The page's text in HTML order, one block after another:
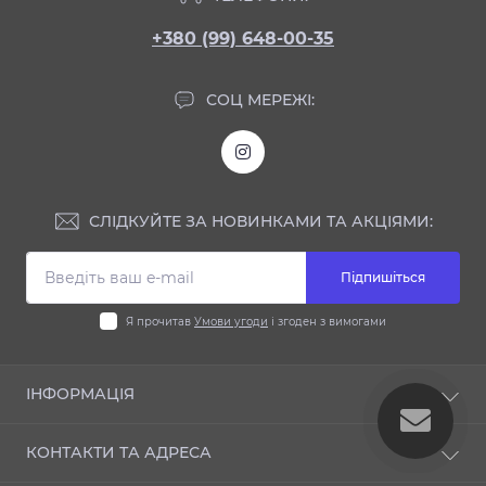
+380 (99) 648-00-35
СОЦ МЕРЕЖІ:
СЛІДКУЙТЕ ЗА НОВИНКАМИ ТА АКЦІЯМИ:
Підпишіться
Я прочитав Умови угоди і згоден з вимогами
ІНФОРМАЦІЯ
Відгуки
КОНТАКТИ ТА АДРЕСА